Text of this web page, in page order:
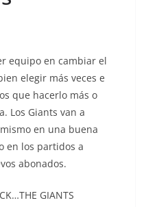
equipo en cambiar el
elegir más veces e
que hacerlo más o
Los Giants van a
en una buena
en los partidos a
abonados.
GIANTS